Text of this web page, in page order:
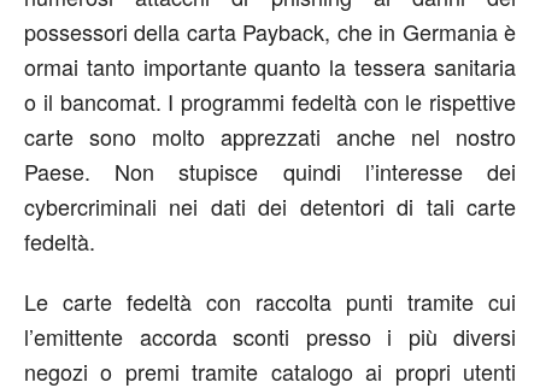
possessori della carta Payback, che in Germania è
ormai tanto importante quanto la tessera sanitaria
o il bancomat. I programmi fedeltà con le rispettive
carte sono molto apprezzati anche nel nostro
Paese. Non stupisce quindi l’interesse dei
cybercriminali nei dati dei detentori di tali carte
fedeltà.
Le carte fedeltà con raccolta punti tramite cui
l’emittente accorda sconti presso i più diversi
negozi o premi tramite catalogo ai propri utenti